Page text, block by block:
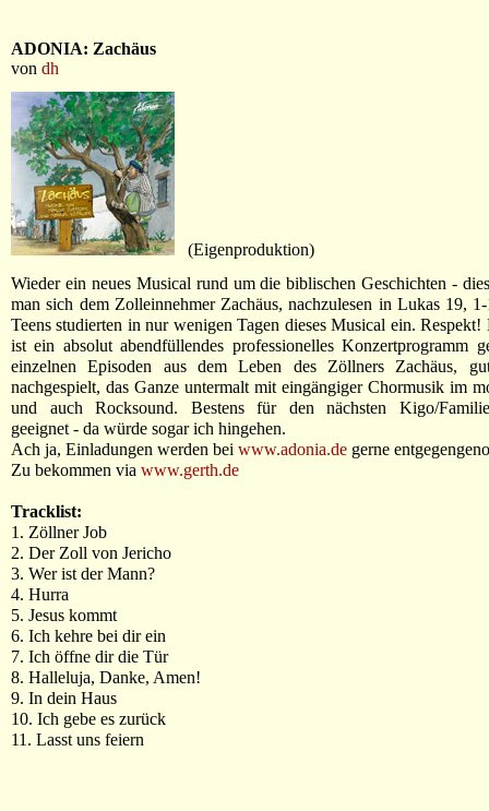
ADONIA: Zachäus
von dh
(Eigenproduktion)
Wieder ein neues Musical rund um die biblischen Geschichten -
man sich dem Zolleinnehmer Zachäus, nachzulesen in Lukas 19,
Teens studierten in nur wenigen Tagen dieses Musical ein. Respekt!
ist ein absolut abendfüllendes professionelles Konzertprogramm
einzelnen Episoden aus dem Leben des Zöllners Zachäus,
nachgespielt, das Ganze untermalt mit eingängiger Chormusik im
und auch Rocksound. Bestens für den nächsten Kigo/
geeignet - da würde sogar ich hingehen.
Ach ja, Einladungen werden bei www.adonia.de gerne
Zu bekommen via www.gerth.de
Tracklist:
1. Zöllner Job
2. Der Zoll von Jericho
3. Wer ist der Mann?
4. Hurra
5. Jesus kommt
6. Ich kehre bei dir ein
7. Ich öffne dir die Tür
8. Halleluja, Danke, Amen!
9. In dein Haus
10. Ich gebe es zurück
11. Lasst uns feiern